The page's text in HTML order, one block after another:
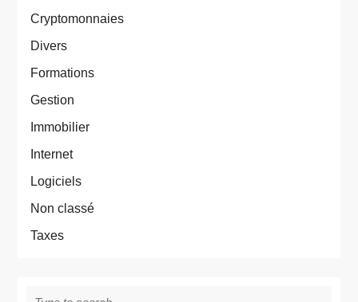
Cryptomonnaies
Divers
Formations
Gestion
Immobilier
Internet
Logiciels
Non classé
Taxes